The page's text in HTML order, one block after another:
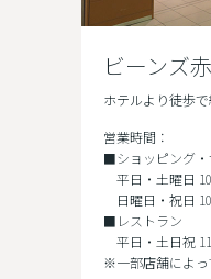
ビーンズ
ホテルより徒歩
営業時間：
■ショッピング・
平日・土曜日
日曜日・祝日
■レストラン
平日・土日祝
※一部店舗によっ